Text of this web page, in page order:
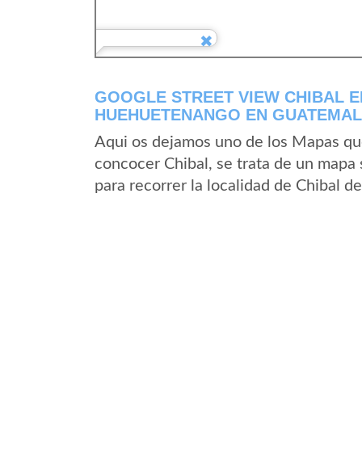
GOOGLE STREET VIEW CHIBAL
HUEHUETENANGO EN
Aqui os dejamos uno de los Mapas
concocer Chibal, se trata de un
para recorrer la localidad de Chibal